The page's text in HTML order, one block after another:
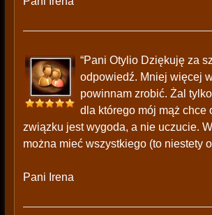
“Pani Otylio Dziękuję za
odpowiedź. Mniej więcej
powinnam zrobić. Żal
dla którego mój mąż chce
związku jest wygoda, a nie uczucie.
można mieć wszystkiego (to niestety o
Pani Irena